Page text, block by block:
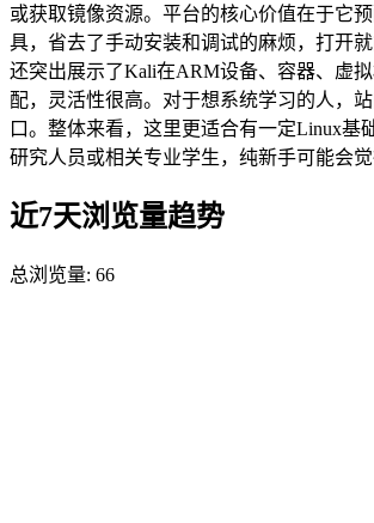
或获取镜像资源。平台的核心价值在于它
具，省去了手动安装和调试的麻烦，打开
还突出展示了Kali在ARM设备、容器、虚
配，灵活性很高。对于想系统学习的人，
口。整体来看，这里更适合有一定Linux基
研究人员或相关专业学生，纯新手可能会觉
近7天浏览量趋势
总浏览量: 66